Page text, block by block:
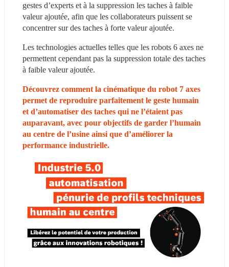
gestes d’experts et à la suppression les taches à faible
valeur ajoutée, afin que les collaborateurs puissent se
concentrer sur des taches à forte valeur ajoutée.
Les technologies actuelles telles que les robots 6 axes ne
permettent cependant pas la suppression totale des taches
à faible valeur ajoutée.
Découvrez comment la cinématique du robot 7 axes
permet de reproduire parfaitement le geste humain
et d’automatiser des taches qui ne l’étaient pas
auparavant, avec pour objectifs de garder l’humain
au centre de l’usine ainsi que d’améliorer la
performance industrielle.